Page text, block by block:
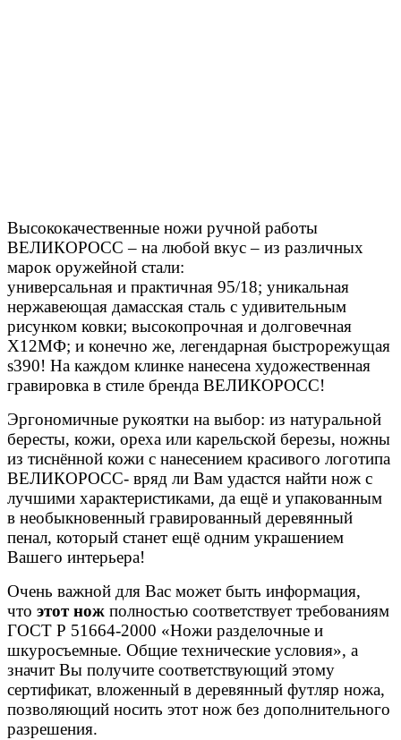
Высококачественные ножи ручной работы
ВЕЛИКОРОСС – на любой вкус – из различных
марок оружейной стали:
универсальная и практичная 95/18; уникальная
нержавеющая дамасская сталь с удивительным
рисунком ковки; высокопрочная и долговечная
Х12МФ; и конечно же, легендарная быстрорежущая
s390! На каждом клинке нанесена художественная
гравировка в стиле бренда ВЕЛИКОРОСС!
Эргономичные рукоятки на выбор: из натуральной
бересты, кожи, ореха или карельской березы, ножны
из тиснённой кожи с нанесением красивого логотипа
ВЕЛИКОРОСС- вряд ли Вам удастся найти нож с
лучшими характеристиками, да ещё и упакованным
в необыкновенный гравированный деревянный
пенал, который станет ещё одним украшением
Вашего интерьера!
Очень важной для Вас может быть информация,
что этот нож полностью соответствует требованиям
ГОСТ Р 51664-2000 «Ножи разделочные и
шкуросъемные. Общие технические условия», а
значит Вы получите соответствующий этому
сертификат, вложенный в деревянный футляр ножа,
позволяющий носить этот нож без дополнительного
разрешения.